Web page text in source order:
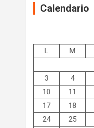
Calendario
L M
3
4
10
11
17
18
24
25